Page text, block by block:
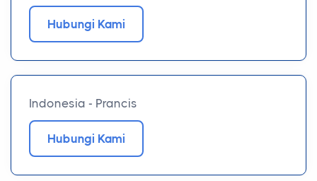
Hubungi Kami
Indonesia - Prancis
Hubungi Kami